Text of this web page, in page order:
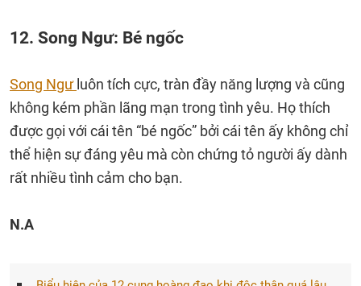
12. Song Ngư: Bé ngốc
Song Ngư luôn tích cực, tràn đầy năng lượng và cũng
không kém phần lãng mạn trong tình yêu. Họ thích
được gọi với cái tên “bé ngốc” bởi cái tên ấy không chỉ
thể hiện sự đáng yêu mà còn chứng tỏ người ấy dành
rất nhiều tình cảm cho bạn.
N.A